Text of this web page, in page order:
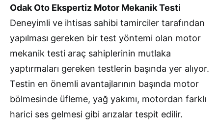
Odak Oto Ekspertiz Motor Mekanik Testi
Deneyimli ve ihtisas sahibi tamirciler tarafından
yapılması gereken bir test yöntemi olan motor
mekanik testi araç sahiplerinin mutlaka
yaptırmaları gereken testlerin başında yer alıyor.
Testin en önemli avantajlarının başında motor
bölmesinde üfleme, yağ yakımı, motordan farklı
harici ses gelmesi gibi arızalar tespit edilir.